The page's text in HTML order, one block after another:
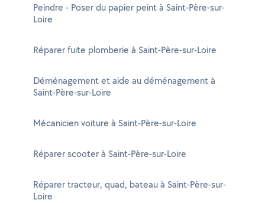
Peindre - Poser du papier peint à Saint-Père-sur-
Loire
Réparer fuite plomberie à Saint-Père-sur-Loire
Déménagement et aide au déménagement à
Saint-Père-sur-Loire
Mécanicien voiture à Saint-Père-sur-Loire
Réparer scooter à Saint-Père-sur-Loire
Réparer tracteur, quad, bateau à Saint-Père-sur-
Loire